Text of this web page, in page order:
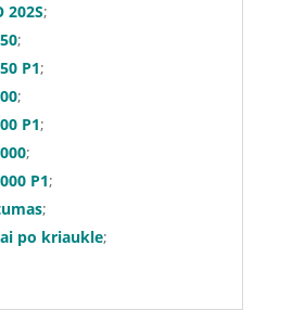
202S;
;
P1;
;
P1;
;
P1;
;
po kriaukle;